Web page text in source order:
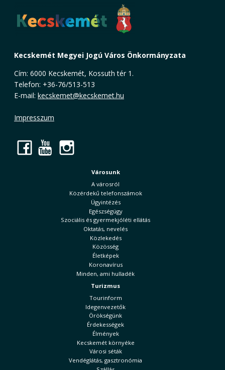
Kecskemét Megyei Jogú Város Önkormányzata
Cím: 6000 Kecskemét, Kossuth tér 1.
Telefon: +36-76/513-513
E-mail: kecskemet@kecskemet.hu
Impresszum
Facebook
YouTube
Városunk
A városról
Közérdekű telefonszámok
Ügyintézés
Egészségügy
Szociális és gyermekjóléti ellátás
Oktatás, nevelés
Közlekedés
Közösség
Életképek
Koronavírus
Minden, ami hulladék
Turizmus
Tourinform
Idegenvezetők
Örökségünk
Érdekességek
Élmények
Kecskemét környéke
Városi séták
Vendéglátás, gasztronómia